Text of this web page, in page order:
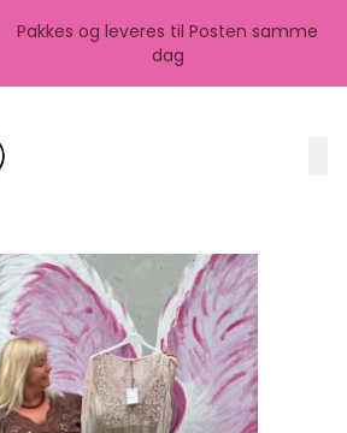
Pakkes og leveres til Posten samme
dag